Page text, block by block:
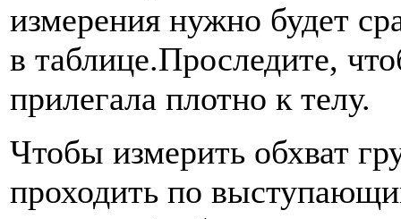
измерения нужно будет
в таблице.Проследите,
прилегала плотно к телу.
Чтобы измерить обхват
проходить по